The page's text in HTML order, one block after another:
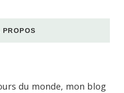
PROPOS
du monde, mon blog